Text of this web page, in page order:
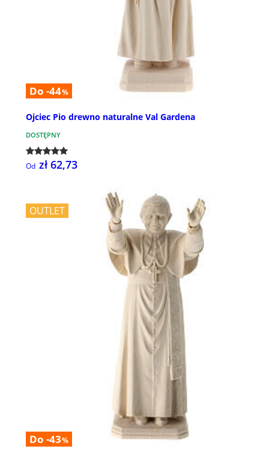
Do -44%
Ojciec Pio drewno naturalne Val Gardena
DOSTĘPNY
Od zł 62,73
OUTLET
Do -43%